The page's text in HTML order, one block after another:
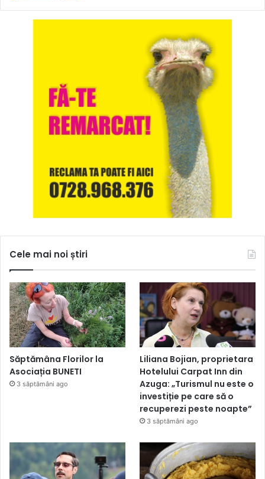
Cele mai noi știri
Săptămâna Florilor la
Asociația BUNETI
3 săptămâni ago
Liliana Bojian, proprietara
Hotelului Carpat Inn din
Azuga: „Turismul nu este o
investiție pe care să o
recuperezi peste noapte”
3 săptămâni ago